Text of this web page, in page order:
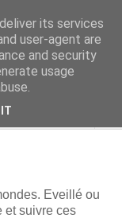
Eveillé ou
et suivre ces
its services
user-agent are
and security
usage